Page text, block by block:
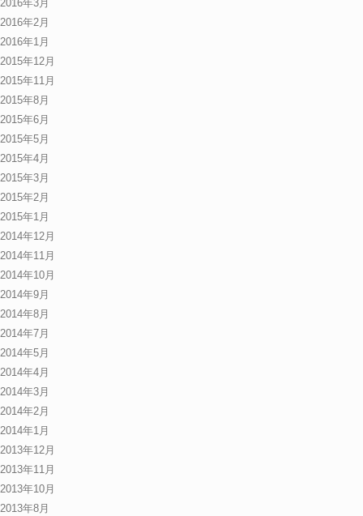
2016年3月
2016年2月
2016年1月
2015年12月
2015年11月
2015年8月
2015年6月
2015年5月
2015年4月
2015年3月
2015年2月
2015年1月
2014年12月
2014年11月
2014年10月
2014年9月
2014年8月
2014年7月
2014年5月
2014年4月
2014年3月
2014年2月
2014年1月
2013年12月
2013年11月
2013年10月
2013年8月